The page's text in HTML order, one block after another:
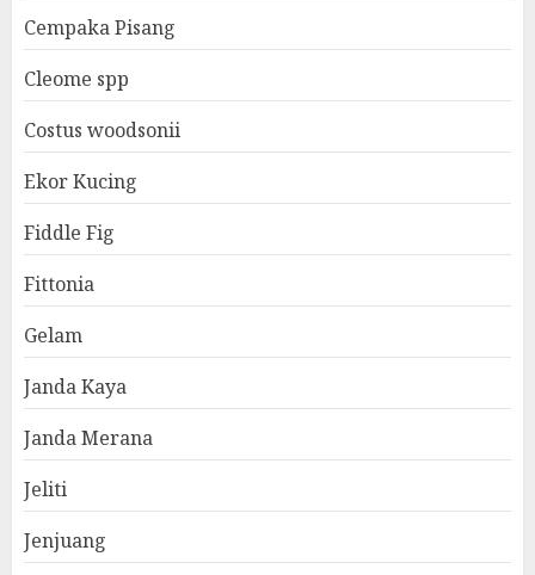
Cempaka Pisang
Cleome spp
Costus woodsonii
Ekor Kucing
Fiddle Fig
Fittonia
Gelam
Janda Kaya
Janda Merana
Jeliti
Jenjuang